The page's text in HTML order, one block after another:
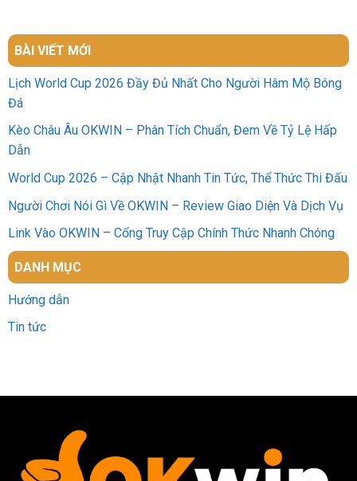
BÀI VIẾT MỚI
Lịch World Cup 2026 Đầy Đủ Nhất Cho Người Hâm Mộ Bóng
Đá
Kèo Châu Âu OKWIN – Phân Tích Chuẩn, Đem Về Tỷ Lệ Hấp
Dẫn
World Cup 2026 – Cập Nhật Nhanh Tin Tức, Thể Thức Thi Đấu
Người Chơi Nói Gì Về OKWIN – Review Giao Diện Và Dịch Vụ
Link Vào OKWIN – Cổng Truy Cập Chính Thức Nhanh Chóng
DANH MỤC
Hướng dẫn
Tin tức